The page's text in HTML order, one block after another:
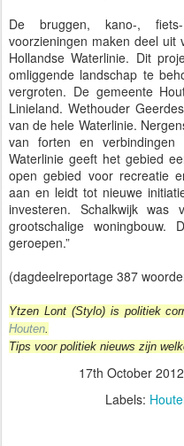
De bruggen, kano-,
voorzieningen maken deel uit
Hollandse Waterlinie. Dit
omliggende landschap te
vergroten. De gemeente
Linieland. Wethouder
van de hele Waterlinie.
van forten en
Waterlinie geeft het gebied
open gebied voor recreatie
aan en leidt tot nieuwe
investeren. Schalkwijk was
grootschalige
geroepen.”
(dagdeelreportage 387
Ytzen Lont (Stylo) is politiek
Houten.
Tips voor politiek nieuws zijn
17th October 2012
Labels: